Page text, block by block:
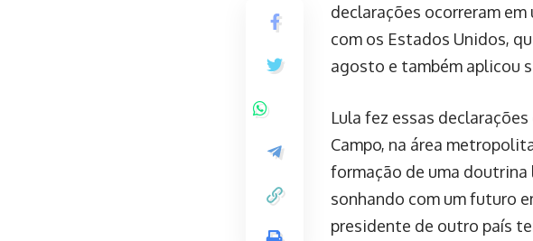
declarações ocorreram
com os Estados Unidos,
agosto e também aplicou
Lula fez essas
Campo, na área
formação de uma
sonhando com um futuro
presidente de outro país